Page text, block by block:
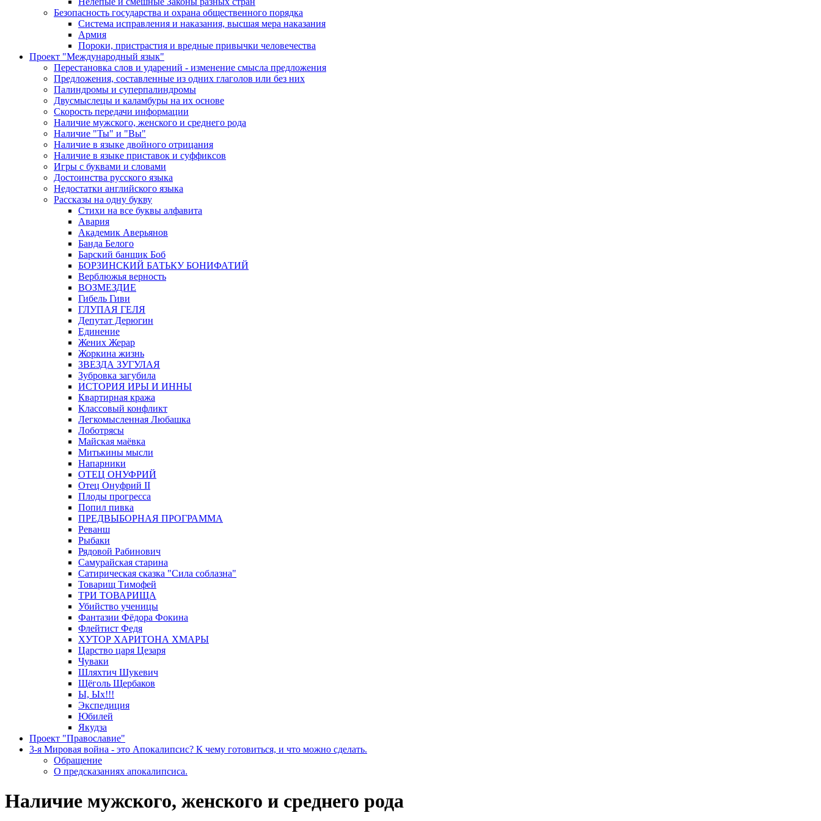
Безопасность государства и охрана общественного порядка
Система исправления и наказания, высшая мера наказания
Армия
Пороки, пристрастия и вредные привычки человечества
Проект "Международный язык"
Перестановка слов и ударений - изменение смысла предложения
Предложения, составленные из одних глаголов или без них
Палиндромы и суперпалиндромы
Двусмыслецы и каламбуры на их основе
Скорость передачи информации
Наличие мужского, женского и среднего рода
Наличие "Ты" и "Вы"
Наличие в языке двойного отрицания
Наличие в языке приставок и суффиксов
Игры с буквами и словами
Достоинства русского языка
Недостатки английского языка
Рассказы на одну букву
Стихи на все буквы алфавита
Авария
Академик Аверьянов
Банда Белого
Барский банщик Боб
БОРЗИНСКИЙ БАТЬКУ БОНИФАТИЙ
Верблюжья верность
ВОЗМЕЗДИЕ
Гибель Гиви
ГЛУПАЯ ГЕЛЯ
Депутат Дерюгин
Единение
Жених Жерар
Жоркина жизнь
ЗВЕЗДА ЗУГУЛАЯ
Зубровка загубила
ИСТОРИЯ ИРЫ И ИННЫ
Квартирная кража
Классовый конфликт
Легкомысленная Любашка
Лоботрясы
Майская маёвка
Митькины мысли
Напарники
ОТЕЦ ОНУФРИЙ
Отец Онуфрий II
Плоды прогресса
Попил пивка
ПРЕДВЫБОРНАЯ ПРОГРАММА
Реванш
Рыбаки
Рядовой Рабинович
Самурайская старина
Сатирическая сказка "Сила соблазна"
Товарищ Тимофей
ТРИ ТОВАРИЩА
Убийство ученицы
Фантазии Фёдора Фокина
Флейтист Федя
ХУТОР ХАРИТОНА ХМАРЫ
Царство царя Цезаря
Чуваки
Шляхтич Шукевич
Щёголь Щербаков
Ы, Ых!!!
Экспедиция
Юбилей
Якудза
Проект "Православие"
3-я Мировая война - это Апокалипсис? К чему готовиться, и что можно сделать.
Обращение
О предсказаниях апокалипсиса.
Наличие мужского, женского и среднего рода